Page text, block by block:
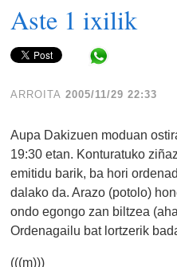
Aste 1 ixilik
ARROITA 2005/11/29 22:33
Aupa Dakizuen moduan
19:30 etan. Konturatuko
emitidu barik, ba hori
dalako da. Arazo (potolo)
ondo egongo zan biltzea
Ordenagailu bat lortzerik
(((m)))